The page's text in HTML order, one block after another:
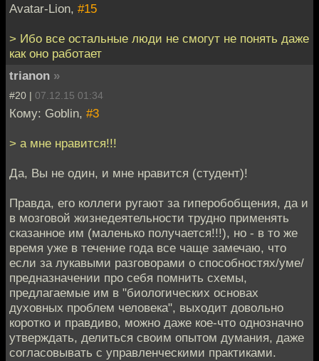
Avatar-Lion, #15
> Ибо все остальные люди не смогут не понять даже
как оно работает
trianon »
#20 | 07.12.15 01:34
Кому: Goblin, #3
> а мне нравится!!!
Да, Вы не один, и мне нравится (студент)!
Правда, его коллеги ругают за гиперобобщения, да и
в мозговой жизнедеятельности трудно применять
сказанное им (маленько получается!!!), но - в то же
время уже в течение года все чаще замечаю, что
если за лукавыми разговорами о способностях/уме/
предназначении про себя помнить схемы,
предлагаемые им в "биологических основах
духовных проблем человека", выходит довольно
коротко и правдиво, можно даже кое-что однозначно
утверждать, делиться своим опытом думания, даже
согласовывать с управленческими практиками.